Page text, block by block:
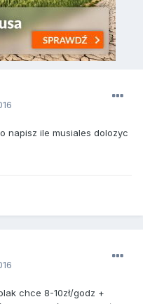
napisz ile musiales dolozyc
chce 8-10zł/godz +